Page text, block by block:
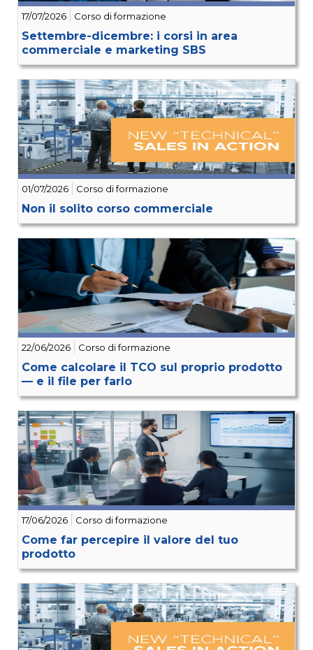
17/07/2026 Corso di formazione
Settembre-dicembre: i corsi in area
commerciale e marketing SBS
01/07/2026 Corso di formazione
Non il solito corso commerciale
22/06/2026 Corso di formazione
Come calcolare il TCO sul proprio prodotto
— e il file per farlo
17/06/2026 Corso di formazione
Come far percepire il valore del tuo
prodotto